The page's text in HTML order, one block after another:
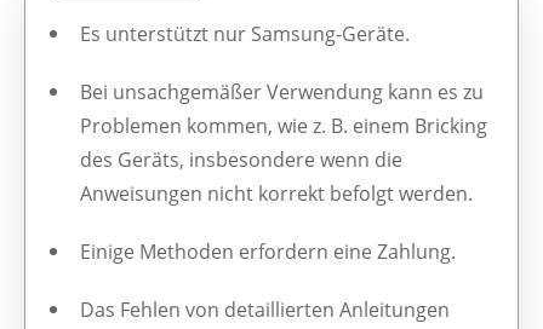
Es unterstützt nur Samsung-Geräte.
Bei unsachgemäßer Verwendung kann es zu
Problemen kommen, wie z. B. einem Bricking
des Geräts, insbesondere wenn die
Anweisungen nicht korrekt befolgt werden.
Einige Methoden erfordern eine Zahlung.
Das Fehlen von detaillierten Anleitungen